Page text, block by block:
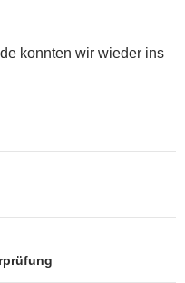
konnten wir wieder ins